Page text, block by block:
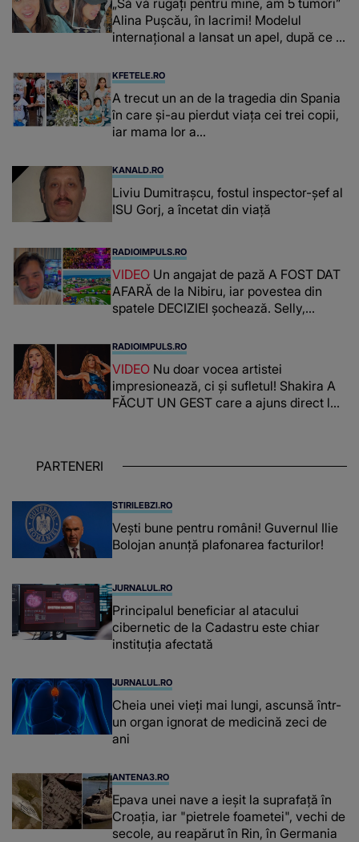
Alina Pușcău, în lacrimi! Modelul
internațional a lansat un apel, după ce a
KFETELE.RO
A trecut un an de la tragedia din Spania
în care și-au pierdut viața cei trei copii,
iar mama lor a…
KANALD.RO
Liviu Dumitrașcu, fostul inspector-șef al
ISU Gorj, a încetat din viață
RADIOIMPULS.RO
VIDEO Un angajat de pază A FOST DAT
AFARĂ de la Nibiru, iar povestea din
spatele DECIZIEI șochează. Selly,
CREDEA CĂ VA VEDEA AȘA CEVA: "Fix
în fața unui..."
RADIOIMPULS.RO
VIDEO Nu doar vocea artistei
impresionează, ci și sufletul! Shakira A
FĂCUT UN GEST care a ajuns direct la
așteptând oportunitatea
PARTENERI
STIRILEBZI.RO
Vești bune pentru români! Guvernul Ilie
Bolojan anunță plafonarea facturilor!
JURNALUL.RO
Principalul beneficiar al atacului
cibernetic de la Cadastru este chiar
instituţia afectată
JURNALUL.RO
Cheia unei vieți mai lungi, ascunsă într-
un organ ignorat de medicină zeci de
ani
ANTENA3.RO
Epava unei nave a ieșit la suprafață în
Croația, iar "pietrele foametei", vechi de
secole, au reapărut în Rin, în Germania